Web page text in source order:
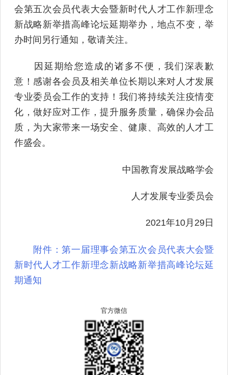
会第五次会员代表大会暨新时代人才工作新理念
新战略新举措高峰论坛延期举办，地点不变，举
办时间另行通知，敬请关注。
因延期给您造成的诸多不便，我们深表歉
意！感谢各会员及相关单位长期以来对人才发展
专业委员会工作的支持！我们将持续关注疫情变
化，做好应对工作，提升服务质量，确保办会品
质，为大家带来一场安全、健康、高效的人才工
作盛会。
中国教育发展战略学会
人才发展专业委员会
2021年10月29日
附件：第一届理事会第五次会员代表大会暨
新时代人才工作新理念新战略新举措高峰论坛延
期通知
官方微信